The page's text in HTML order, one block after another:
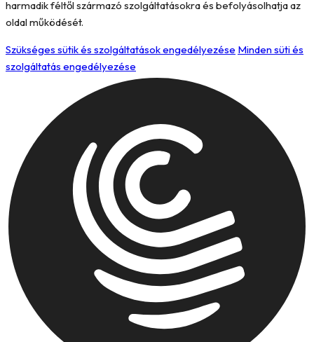
harmadik féltől származó szolgáltatásokra és befolyásolhatja az
oldal működését.
Szükséges sütik és szolgáltatások engedélyezése Minden süti és
szolgáltatás engedélyezése